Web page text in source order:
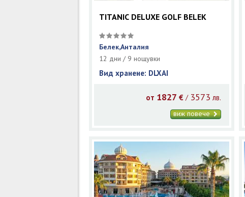
TITANIC DELUXE GOLF BELEK
Белек,Анталия
12 дни / 9 нощувки
Вид хранене: DLXAI
от 1827 € / 3573 лв.
виж повече